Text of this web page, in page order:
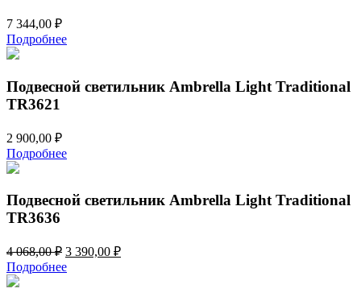
7 344,00 ₽
Подробнее
Подвесной светильник Ambrella Light Traditional
TR3621
2 900,00 ₽
Подробнее
Подвесной светильник Ambrella Light Traditional
TR3636
4 068,00₽ Первоначальная
цена
составляла
3 390,00 ₽Текущая
Подробнее